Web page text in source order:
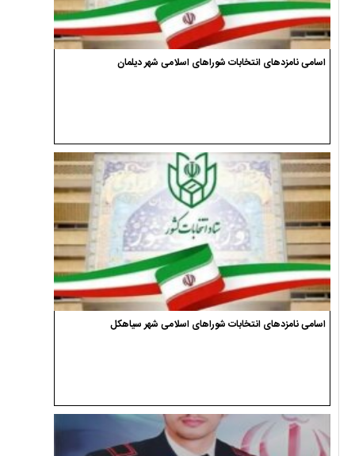
اسامی نامزدهای انتخابات شوراهای اسلامی شهر دیلمان
اسامی نامزدهای انتخابات شوراهای اسلامی شهر سیاهکل